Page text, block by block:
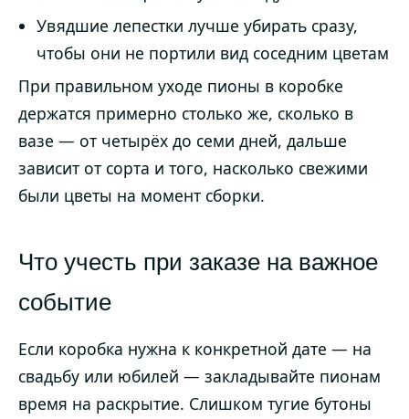
Увядшие лепестки лучше убирать сразу,
чтобы они не портили вид соседним цветам
При правильном уходе пионы в коробке
держатся примерно столько же, сколько в
вазе — от четырёх до семи дней, дальше
зависит от сорта и того, насколько свежими
были цветы на момент сборки.
Что учесть при заказе на важное
событие
Если коробка нужна к конкретной дате — на
свадьбу или юбилей — закладывайте пионам
время на раскрытие. Слишком тугие бутоны